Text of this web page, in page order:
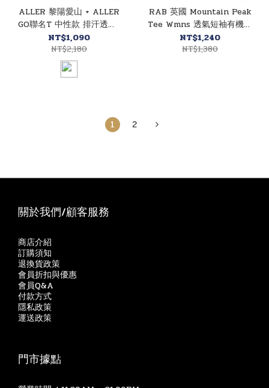
ALLER 黎陽愛山 + ALLER
GO聯名T 中性款 排汗透氣/
快乾/登山休閒 10AL8166
NT$1,090
NT$2,180
RAB 英國 Mountain Peak
Tee Wmns 透氣短袖有機棉
T恤 女款 (泥岩灰)
10RAQCB67
NT$1,240
NT$1,380
1 2
關於我們/顧客服務
商店介紹
訂購須知
退換貨政策
會員折扣與優惠
會員Q&A
付款方式
隱私政策
運送政策
門市據點